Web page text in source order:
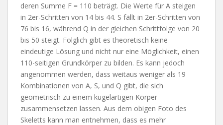
deren Summe F = 110 beträgt. Die Werte für A steigen
in 2er-Schritten von 14 bis 44. S fällt in 2er-Schritten von
76 bis 16, während Q in der gleichen Schrittfolge von 20
bis 50 steigt. Folglich gibt es theoretisch keine
eindeutige Lösung und nicht nur eine Möglichkeit, einen
110-seitigen Grundkörper zu bilden. Es kann jedoch
angenommen werden, dass weitaus weniger als 19
Kombinationen von A, S, und Q gibt, die sich
geometrisch zu einem kugelartigen Körper
zusammensetzen lassen. Aus dem obigen Foto des
Skeletts kann man entnehmen, dass es mehr